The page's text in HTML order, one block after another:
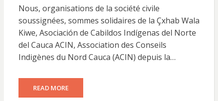
Nous, organisations de la société civile
soussignées, sommes solidaires de la Çxhab Wala
Kiwe, Asociación de Cabildos Indígenas del Norte
del Cauca ACIN, Association des Conseils
Indigènes du Nord Cauca (ACIN) depuis la…
READ MORE